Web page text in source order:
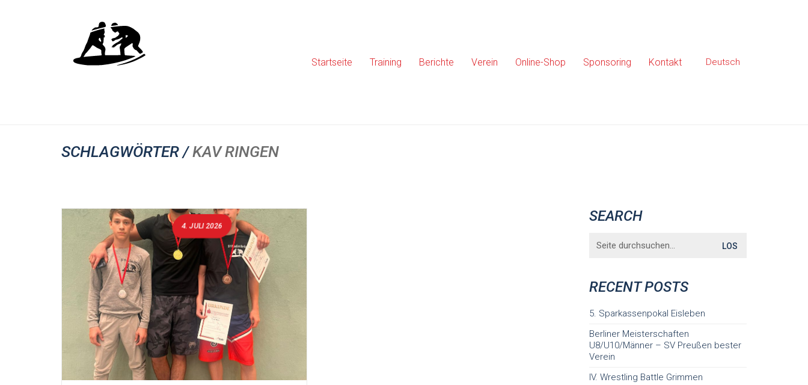
Startseite Training Berichte Verein Online-Shop Sponsoring Kontakt Deutsch
SCHLAGWÖRTER /KAV RINGEN
4. JULI 2026
SEARCH
for:
RECENT POSTS
5. Sparkassenpokal Eisleben
Berliner Meisterschaften
U8/U10/Männer – SV Preußen bester
Verein
IV. Wrestling Battle Grimmen